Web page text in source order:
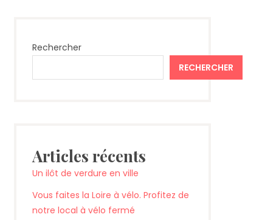
Rechercher
RECHERCHER
Articles récents
Un ilôt de verdure en ville
Vous faites la Loire à vélo. Profitez de
notre local à vélo fermé